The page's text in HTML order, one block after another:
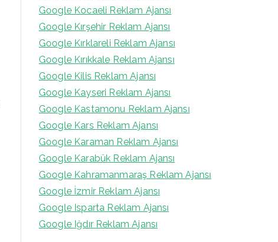
Google Kocaeli Reklam Ajansı
Google Kırşehir Reklam Ajansı
Google Kırklareli Reklam Ajansı
Google Kırıkkale Reklam Ajansı
Google Kilis Reklam Ajansı
Google Kayseri Reklam Ajansı
Google Kastamonu Reklam Ajansı
Google Kars Reklam Ajansı
Google Karaman Reklam Ajansı
Google Karabük Reklam Ajansı
Google Kahramanmaraş Reklam Ajansı
Google İzmir Reklam Ajansı
Google Isparta Reklam Ajansı
Google Iğdır Reklam Ajansı